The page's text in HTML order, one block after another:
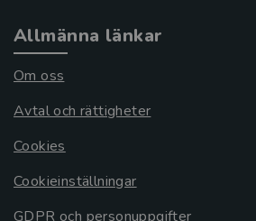
Allmänna länkar
Om oss
Avtal och rättigheter
Cookies
Cookieinställningar
GDPR och personuppgifter